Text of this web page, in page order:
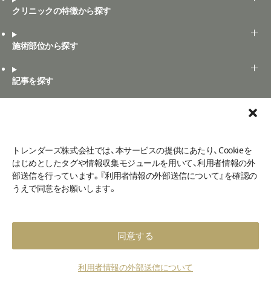
トレンダーズ株式会社では、本サービスの提供にあたり、Cookieを
はじめとしたタグや情報収集モジュールを用いて、利用者情報の外
部送信を行っています。『利用者情報の外部送信について』を確認の
うえで同意をお願いします。
同意する
利用者情報の外部送信について
クリニックの特徴から探す
施術部位から探す
記事を探す
口コミ投稿
よくある質問 お問い合わせ ご利用規定
口コミ利用規約
利用者情報の外部送信について